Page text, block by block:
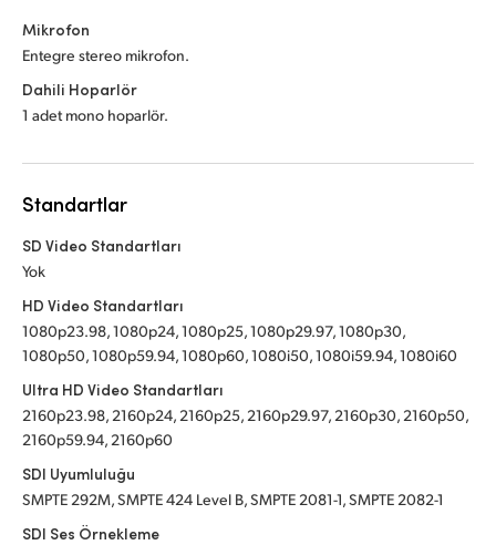
Mikrofon
Entegre stereo mikrofon.
Dahili Hoparlör
1 adet mono hoparlör.
Standartlar
SD Video Standartları
Yok
HD Video Standartları
1080p23.98, 1080p24, 1080p25, 1080p29.97, 1080p30,
1080p50, 1080p59.94, 1080p60, 1080i50, 1080i59.94, 1080i60
Ultra HD Video Standartları
2160p23.98, 2160p24, 2160p25, 2160p29.97, 2160p30, 2160p50,
2160p59.94, 2160p60
SDI Uyumluluğu
SMPTE 292M, SMPTE 424 Level B, SMPTE 2081-1, SMPTE 2082-1
SDI Ses Örnekleme